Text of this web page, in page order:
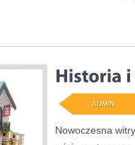
ADMIN
Nowoczesna